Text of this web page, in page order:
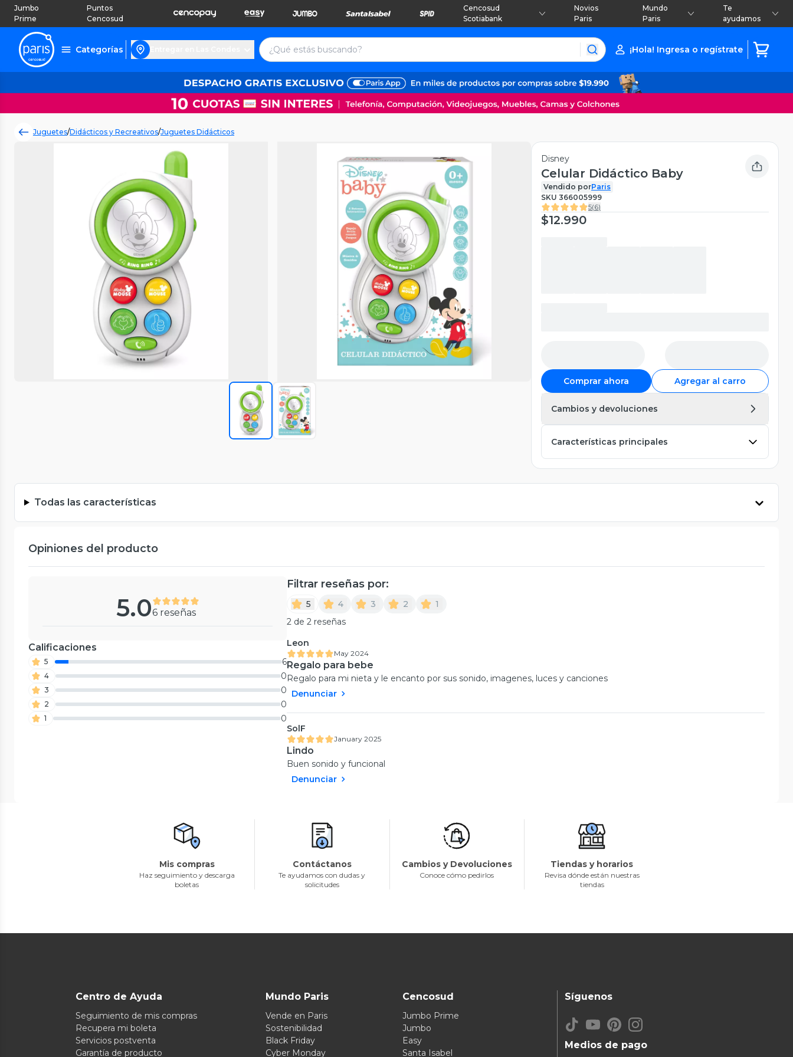
Jumbo
Prime
Puntos
Cencosud
Cencosud
Scotiabank
Novios
Paris
Mundo
Paris
Te
ayudamos
Categorías ¡Hola! Ingresa o regístrate
Juguetes/Didácticos y Recreativos/Juguetes Didácticos
Disney
Celular Didáctico Baby
Vendido porParis
SKU 366005999
5(6)
$12.990
Comprar ahora Agregar al carro
Cambios y devoluciones
Características principales
Todas las características
Opiniones del producto
5.06 reseñas
Calificaciones
5 6
4 0
3 0
2 0
1 0
Filtrar reseñas por:
5 4 3 2
1
2 de 2 reseñas
Leon
May 2024
Regalo para bebe
Regalo para mi nieta y le encanto por sus sonido, imagenes, luces y canciones
Denunciar
SolF
January 2025
Lindo
Buen sonido y funcional
Denunciar
Mis compras
Haz seguimiento y descarga
boletas
Contáctanos
Te ayudamos con dudas y
solicitudes
Cambios y Devoluciones
Conoce cómo pedirlos
Tiendas y horarios
Revisa dónde están nuestras
tiendas
Centro de Ayuda
Seguimiento de mis compras
Recupera mi boleta
Servicios postventa
Garantía de producto
Mundo Paris
Vende en Paris
Sostenibilidad
Black Friday
Cyber Monday
Cencosud
Jumbo Prime
Jumbo
Easy
Santa Isabel
Medios de pago
Síguenos